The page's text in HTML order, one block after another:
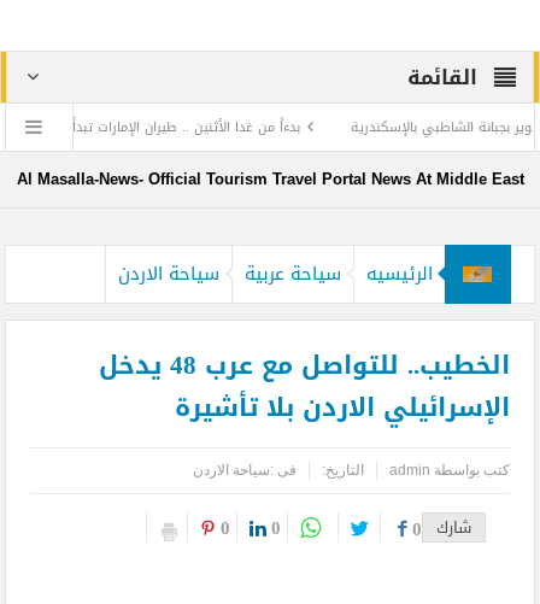
القائمة
بالإسكندرية
بدءاً من غدا الأثنين .. طيران الإمارات تبدأ في استخدام بطاقات
الحضارة ترفض الرد المستفز لبطلة كليوباترا وتصدر بيانها الثاني
Al Masalla-News- Official Tourism Travel Portal News At Middle East
الرئيسيه سياحة عربية سياحة الاردن
الخطيب.. للتواصل مع عرب 48 يدخل
الإسرائيلي الاردن بلا تأشيرة
كتب بواسطة admin التاريخ: فى :سياحة الاردن
شارك 0
0
0